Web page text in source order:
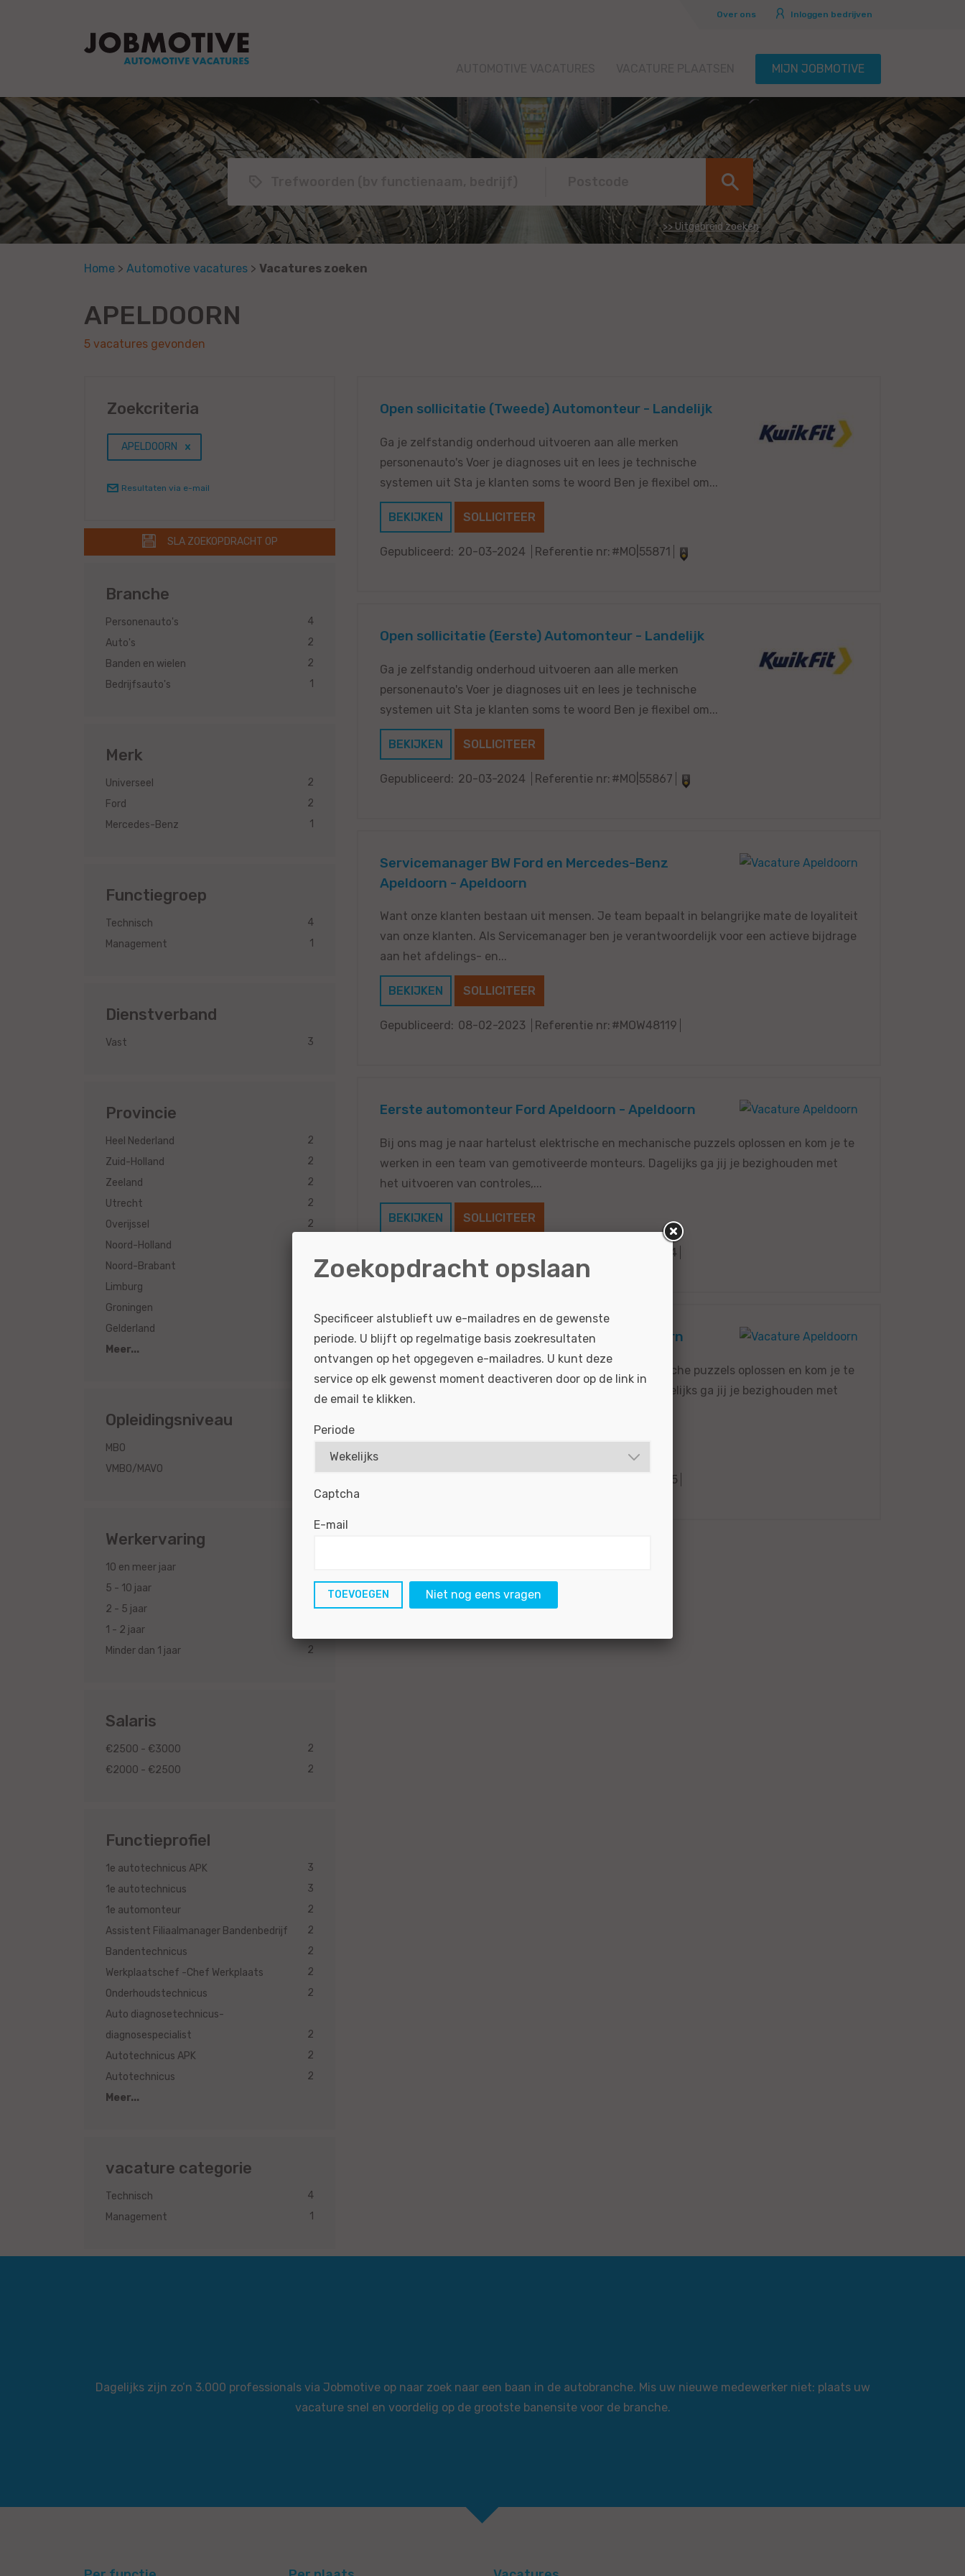
Over ons Inloggen bedrijven
MIJN JOBMOTIVE
>> Uitgebreid zoeken
Home > Automotive vacatures > Vacatures zoeken
APELDOORN
5 vacatures gevonden
Open sollicitatie (Tweede) Automonteur - Landelijk
Ga je zelfstandig onderhoud uitvoeren aan alle merken
personenauto's Voer je diagnoses uit en lees je technische
systemen uit Sta je klanten soms te woord Ben je flexibel om...
BEKIJKEN SOLLICITEER
Gepubliceerd: 20-03-2024 Referentie nr: #MO|55871
Open sollicitatie (Eerste) Automonteur - Landelijk
Ga je zelfstandig onderhoud uitvoeren aan alle merken
personenauto's Voer je diagnoses uit en lees je technische
systemen uit Sta je klanten soms te woord Ben je flexibel om...
BEKIJKEN SOLLICITEER
Gepubliceerd: 20-03-2024 Referentie nr: #MO|55867
Servicemanager BW Ford en Mercedes-Benz
Apeldoorn - Apeldoorn
Want onze klanten bestaan uit mensen. Je team bepaalt in belangrijke mate de loyaliteit
van onze klanten. Als Servicemanager ben je verantwoordelijk voor een actieve bijdrage
aan het afdelings- en...
BEKIJKEN SOLLICITEER
Gepubliceerd: 08-02-2023 Referentie nr: #MOW48119
Eerste automonteur Ford Apeldoorn - Apeldoorn
Bij ons mag je naar hartelust elektrische en mechanische puzzels oplossen en kom je te
werken in een team van gemotiveerde monteurs. Dagelijks ga jij je bezighouden met
het uitvoeren van controles,...
BEKIJKEN SOLLICITEER
#MOW48114
Diagnose monteur Ford Apeldoorn - Apeldoorn
Bij ons mag je naar hartelust elektrische en mechanische puzzels oplossen en kom je te
werken in een team van gemotiveerde monteurs. Dagelijks ga jij je bezighouden met
BEKIJKEN SOLLICITEER
#MOW48085
Zoekcriteria
APELDOORN
Resultaten via e-mail
SLA ZOEKOPDRACHT OP
Branche
Personenauto's
4
Auto's
2
Banden en wielen
2
Bedrijfsauto's
1
Merk
Universeel
2
Ford
2
Mercedes-Benz
1
Functiegroep
Technisch
4
Management
1
Dienstverband
Vast 3
Provincie
Heel Nederland
2
Zuid-Holland
2
Zeeland
2
Utrecht
2
Overijssel
2
Noord-Holland
Noord-Brabant
Limburg
Groningen
Gelderland
Meer...
Opleidingsniveau
MBO
VMBO/MAVO
Werkervaring
10 en meer jaar
5 - 10 jaar
2 - 5 jaar
1 - 2 jaar
Minder dan 1 jaar
2
Salaris
€2500 - €3000
2
€2000 - €2500
2
Functieprofiel
1e autotechnicus APK
3
1e autotechnicus
3
1e automonteur
2
Assistent Filiaalmanager Bandenbedrijf
2
Bandentechnicus
2
Werkplaatschef -Chef Werkplaats
2
Onderhoudstechnicus
2
Auto diagnosetechnicus-
diagnosespecialist
2
Autotechnicus APK
2
Autotechnicus
2
Meer...
vacature categorie
Technisch
4
Management
1
Dagelijks zijn zo’n 3.000 professionals via Jobmotive op naar zoek naar een baan in de autobranche. Mis uw nieuwe medewerker niet: plaats uw
vacature snel en voordelig op de grootste banensite voor de branche.
Zoekopdracht opslaan
Specificeer alstublieft uw e-mailadres en de gewenste
periode. U blijft op regelmatige basis zoekresultaten
ontvangen op het opgegeven e-mailadres. U kunt deze
service op elk gewenst moment deactiveren door op de link in
de email te klikken.
Periode
Captcha
E-mail
Niet nog eens vragen